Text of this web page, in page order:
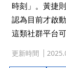
時刻」。黃捷
認為目前才啟
這類社群平台
更新時間